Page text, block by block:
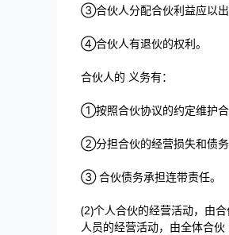
③合伙人分配合伙利益应以出
④合伙人有退伙的权利。
合伙人的 义务有：
①按照合伙协议的约定维护
②分担合伙的经营损失和债
③ 合伙债务承担连带责任。
(2)个人合伙的经营活动，由
人员的经营活动，由全体合